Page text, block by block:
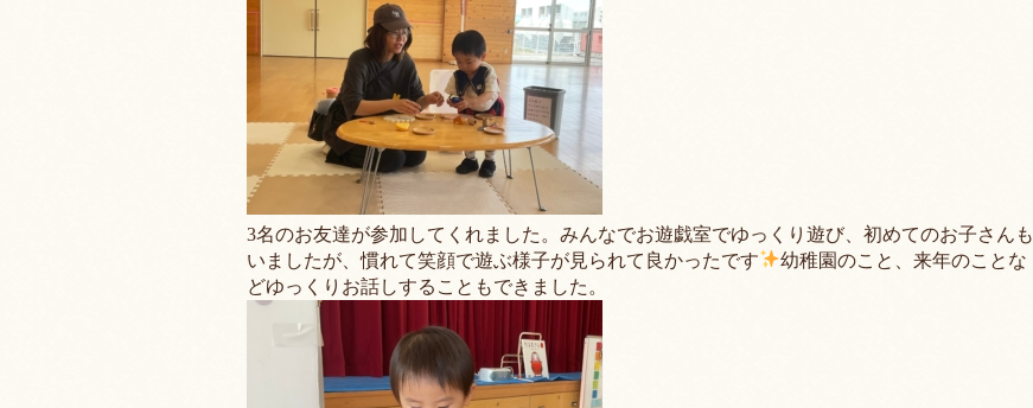
3名のお友達が参加してくれました。みんなでお遊戯室でゆっくり遊び、初めてのお子さんも
いましたが、慣れて笑顔で遊ぶ様子が見られて良かったです
幼稚園のこと、来年のことな
どゆっくりお話しすることもできました。